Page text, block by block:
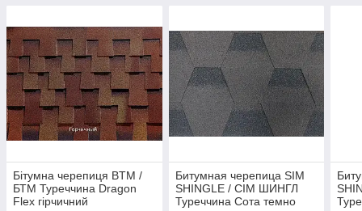
Бітумна черепиця BTM /
БТМ Туреччина Dragon
Flex гірчичний
Битумная черепица SIM
SHINGLE / СІМ ШИНГЛ
Туреччина Сота темно